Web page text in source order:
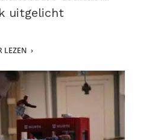
uitgelicht
LEZEN